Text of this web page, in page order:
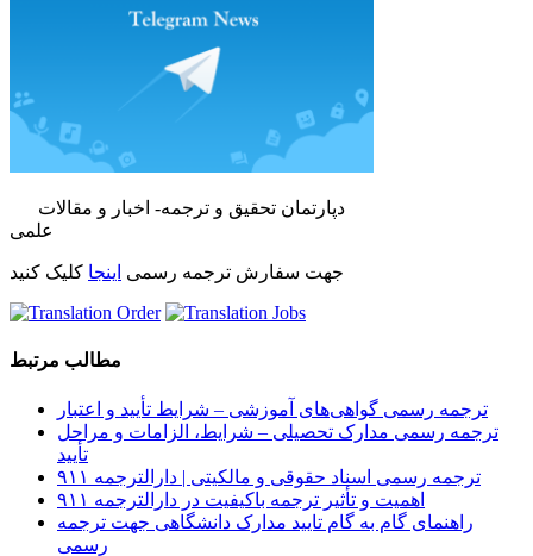
علمی
جهت سفارش ترجمه رسمی اینجا کلیک کنید
مطالب مرتبط
ترجمه رسمی گواهی‌های آموزشی – شرایط تأیید و اعتبار
ترجمه رسمی مدارک تحصیلی – شرایط، الزامات و مراحل
تأیید
ترجمه رسمی اسناد حقوقی و مالکیتی | دارالترجمه ۹۱۱
اهمیت و تأثیر ترجمه باکیفیت در دارالترجمه ۹۱۱
راهنمای گام به گام تایید مدارک دانشگاهی جهت ترجمه
رسمی